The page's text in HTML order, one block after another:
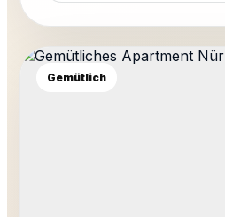
Gemütlich